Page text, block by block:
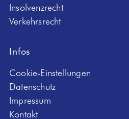
Insolvenzrecht
Verkehrsrecht
Infos
Cookie-Einstellungen
Datenschutz
Impressum
Kontakt